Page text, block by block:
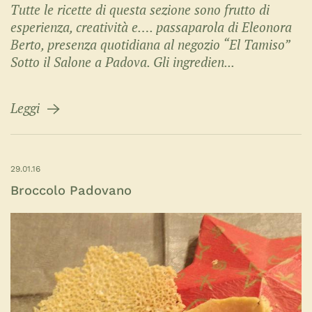
Tutte le ricette di questa sezione sono frutto di
esperienza, creatività e…. passaparola di Eleonora
Berto, presenza quotidiana al negozio “El Tamiso”
Sotto il Salone a Padova. Gli ingredien...
Leggi
29.01.16
Broccolo Padovano